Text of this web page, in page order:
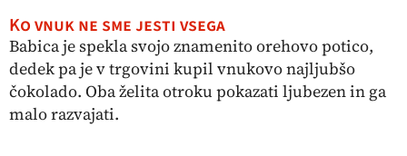
Ko vnuk ne sme jesti vsega
Babica je spekla svojo znamenito orehovo potico,
dedek pa je v trgovini kupil vnukovo najljubšo
čokolado. Oba želita otroku pokazati ljubezen in ga
malo razvajati.